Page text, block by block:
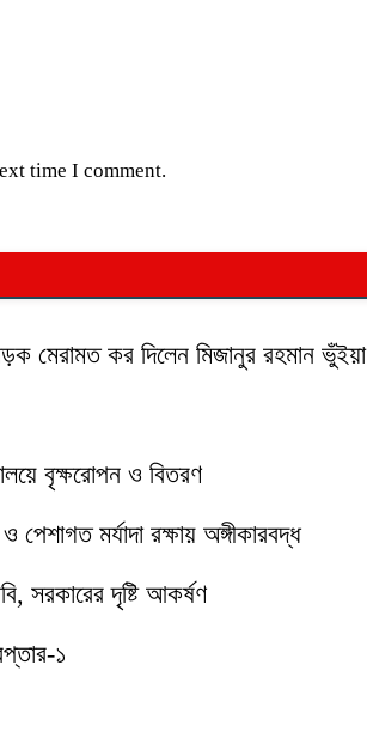
time I comment.
মেরামত কর দিলেন মিজানুর রহমান ভুঁইয়া
বৃক্ষরোপন ও বিতরণ
পেশাগত মর্যাদা রক্ষায় অঙ্গীকারবদ্ধ
সরকারের দৃষ্টি আকর্ষণ
১